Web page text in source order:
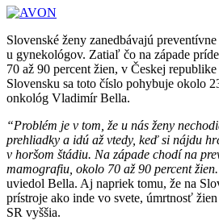
Slovenské ženy zanedbávajú
u gynekológov. Zatiaľ čo na západe
70 až 90 percent žien, v Českej republike
Slovensku sa toto číslo pohybuje okolo
onkológ Vladimír Bella.
“Problém je v tom, že u nás ženy
prehliadky a idú až vtedy, keď si nájdu
v horšom štádiu. Na západe chodí na
mamografiu, okolo 70 až 90 percent
uviedol Bella. Aj napriek tomu, že na
prístroje ako inde vo svete, úmrtnosť
SR vyššia.